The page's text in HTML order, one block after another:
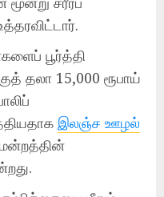
பூர்த்தி
தலா 15,000 ரூபாய்
இலஞ்ச ஊழல்